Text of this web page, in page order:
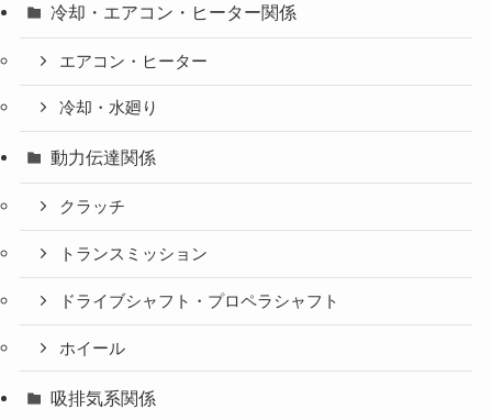
冷却・エアコン・ヒーター関係
エアコン・ヒーター
冷却・水廻り
動力伝達関係
クラッチ
トランスミッション
ドライブシャフト・プロペラシャフト
ホイール
吸排気系関係